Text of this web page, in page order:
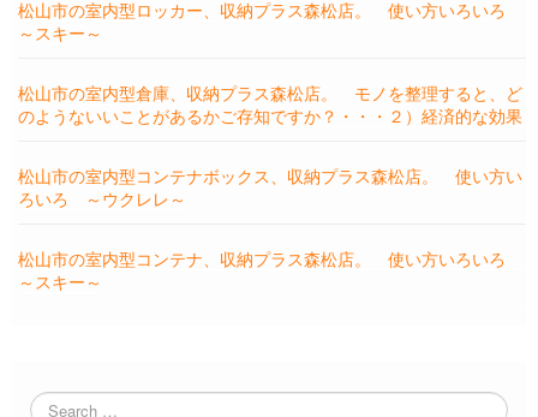
松山市の室内型ロッカー、収納プラス森松店。 使い方いろいろ
～スキー～
松山市の室内型倉庫、収納プラス森松店。 モノを整理すると、ど
のようないいことがあるかご存知ですか？・・・２）経済的な効果
松山市の室内型コンテナボックス、収納プラス森松店。 使い方い
ろいろ ～ウクレレ～
松山市の室内型コンテナ、収納プラス森松店。 使い方いろいろ
～スキー～